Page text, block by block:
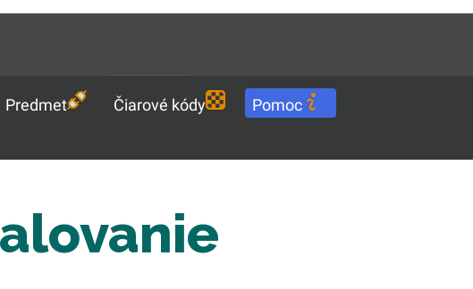
Languages
SK
Predmet Čiarové kódy
Pomoc